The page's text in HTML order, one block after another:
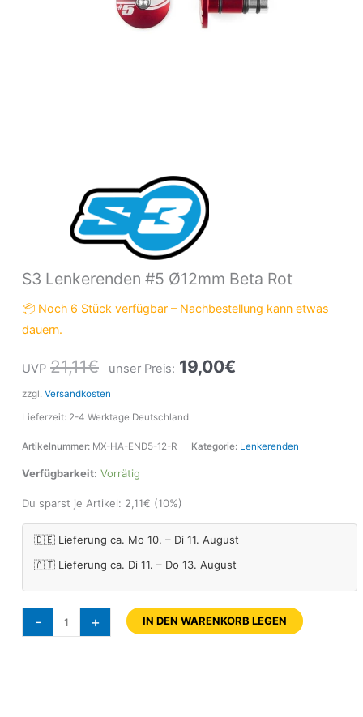
S3 Lenkerenden #5 Ø12mm Beta Rot
📦 Noch 6 Stück verfügbar – Nachbestellung kann etwas
dauern.
UVP 21,11€ unser Preis: 19,00€
zzgl. Versandkosten
Lieferzeit: 2-4 Werktage Deutschland
Artikelnummer: MX-HA-END5-12-R Kategorie: Lenkerenden
Verfügbarkeit: Vorrätig
Du sparst je Artikel: 2,11€ (10%)
🇩🇪 Lieferung ca. Mo 10. – Di 11. August
🇦🇹 Lieferung ca. Di 11. – Do 13. August
- + IN DEN WARENKORB LEGEN